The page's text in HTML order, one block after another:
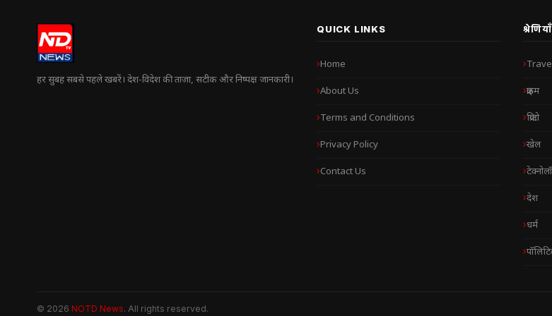
हर सुबह सबसे पहले खबरें। देश-विदेश की ताज़ा, सटीक और निष्पक्ष जानकारी।
QUICK LINKS
Home
About Us
Terms and Conditions
Privacy Policy
Contact Us
श्रेणियाँ
क्राइम
क्रिप्टो
खेल
देश
धर्म
© 2026 NOTD News. All rights reserved.